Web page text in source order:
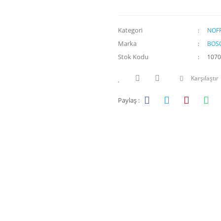
Kategori
Marka
Stok Kodu
Karşılaştır
Paylaş :